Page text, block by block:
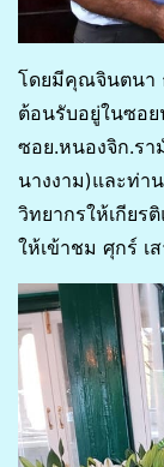
โดยมีคุณจินตนา
ต้อนรับอยู่ในซอย
ซอย.หนองจิก.ร
นางงาม)และท่า
วิทยากรให้เกียร
ให้เข้าชม ศุกร์ เ